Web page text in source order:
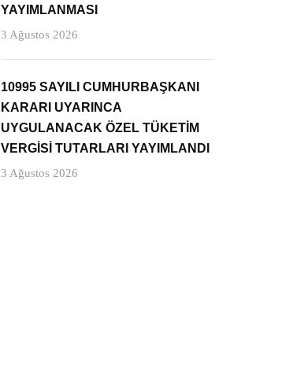
YAYIMLANMASI
3 Ağustos 2026
10995 SAYILI CUMHURBAŞKANI
KARARI UYARINCA
UYGULANACAK ÖZEL TÜKETİM
VERGİSİ TUTARLARI YAYIMLANDI
3 Ağustos 2026